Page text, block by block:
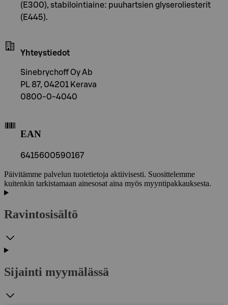
(E300), stabilointiaine: puuhartsien glyseroliesterit
(E445).
Yhteystiedot
Sinebrychoff Oy Ab
PL 87, 04201 Kerava
0800-0-4040
EAN
6415600590167
Päivitämme palvelun tuotetietoja aktiivisesti. Suosittelemme
kuitenkin tarkistamaan ainesosat aina myös myyntipakkauksesta.
Ravintosisältö
Sijainti myymälässä